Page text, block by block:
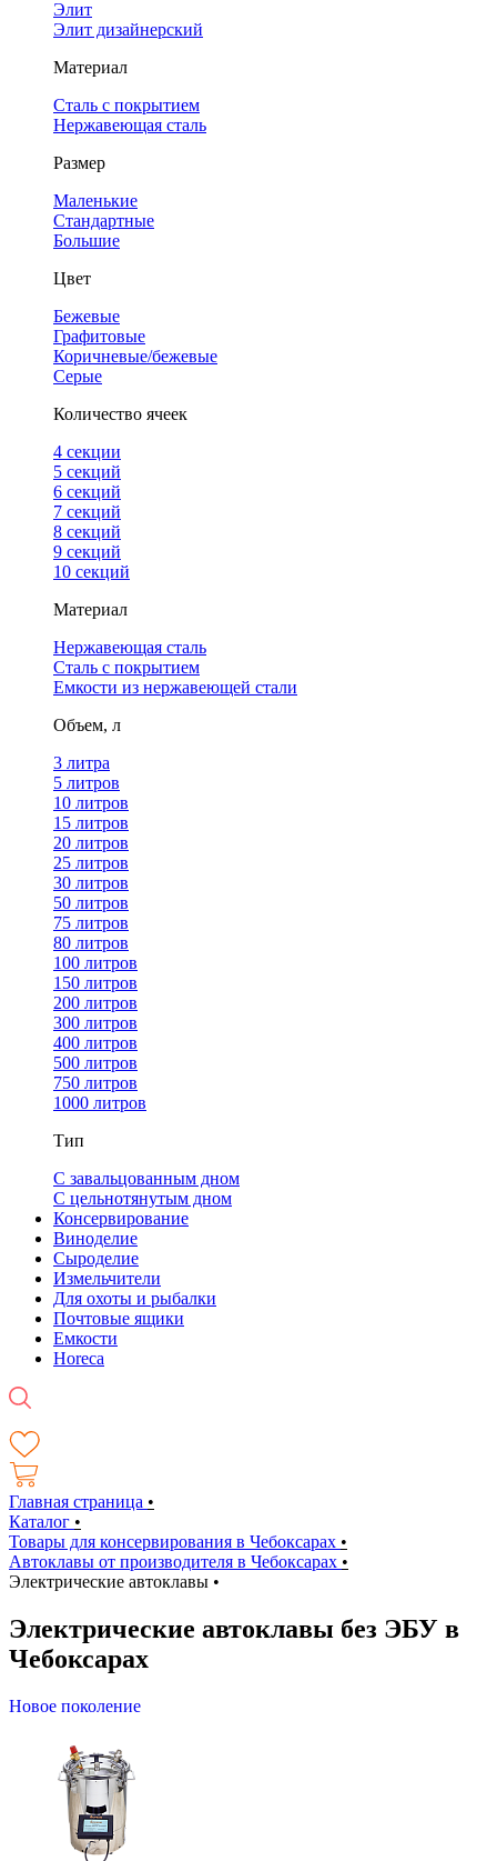
Элит
Элит дизайнерский
Материал
Сталь с покрытием
Нержавеющая сталь
Размер
Маленькие
Стандартные
Большие
Цвет
Бежевые
Графитовые
Коричневые/бежевые
Серые
Количество ячеек
4 cекции
5 секций
6 секций
7 секций
8 секций
9 секций
10 секций
Материал
Нержавеющая сталь
Сталь с покрытием
Емкости из нержавеющей стали
Объем, л
3 литра
5 литров
10 литров
15 литров
20 литров
25 литров
30 литров
50 литров
75 литров
80 литров
100 литров
150 литров
200 литров
300 литров
400 литров
500 литров
750 литров
1000 литров
Тип
С завальцованным дном
С цельнотянутым дном
Консервирование
Виноделие
Сыроделие
Измельчители
Для охоты и рыбалки
Почтовые ящики
Емкости
Horeca
Главная страница •
Каталог •
Товары для консервирования в Чебоксарах •
Автоклавы от производителя в Чебоксарах •
Электрические автоклавы •
Электрические автоклавы без ЭБУ в
Чебоксарах
Новое поколение